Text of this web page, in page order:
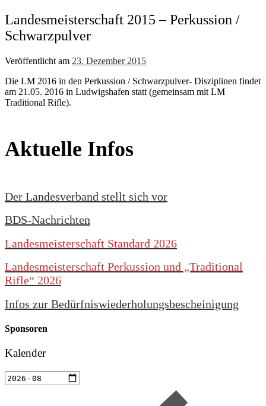
Landesmeisterschaft 2015 – Perkussion /
Schwarzpulver
Veröffentlicht am 23. Dezember 2015
Die LM 2016 in den Perkussion / Schwarzpulver- Disziplinen findet
am 21.05. 2016 in Ludwigshafen statt (gemeinsam mit LM
Traditional Rifle).
Aktuelle Infos
Der Landesverband stellt sich vor
BDS-Nachrichten
Landesmeisterschaft Standard 2026
Landesmeisterschaft Perkussion und „Traditional
Rifle“ 2026
Infos zur Bedürfniswiederholungsbescheinigung
Sponsoren
Kalender